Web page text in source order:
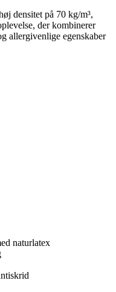
densitet på 70 kg/m³,
der kombinerer
allergivenlige egenskaber
naturlatex